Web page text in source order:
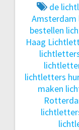
de
Amsterdam
bestellen
Haag
lichtletters
maken